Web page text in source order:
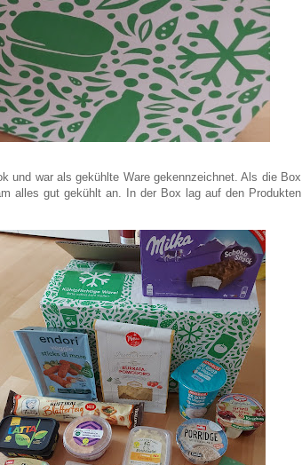
und war als gekühlte Ware gekennzeichnet. Als die Box
alles gut gekühlt an. In der Box lag auf den Produkten